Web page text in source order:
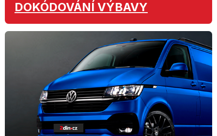
DOKÓDOVÁNÍ VÝBAVY